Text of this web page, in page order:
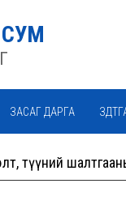
ЗАСАГ ДАРГА
түүний